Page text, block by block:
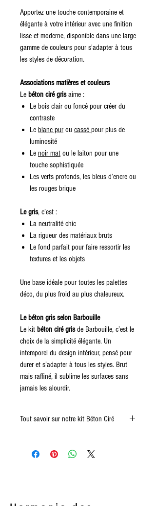
Apportez une touche contemporaine et
élégante à votre intérieur avec une finition
lisse et moderne, disponible dans une large
gamme de couleurs pour s'adapter à tous
les styles de décoration.
Associations matières et couleurs
Le béton ciré grisaime :
Le bois clair ou foncé pour créer du
contraste
Le blanc pur ou cassé pour plus de
luminosité
Le noir mat ou le laiton pour une
touche sophistiquée
Les verts profonds, les bleus d’encre ou
les rouges brique
Le gris, c’est :
La neutralité chic
La rigueur des matériaux bruts
Le fond parfait pour faire ressortir les
textures et les objets
Une base idéale pour toutes les palettes
déco, du plus froid au plus chaleureux.
Le béton gris selon Barbouille
Le kit béton ciré grisde Barbouille, c’est le
choix de la simplicité élégante. Un
intemporel du design intérieur, pensé pour
durer et s’adapter à tous les styles. Brut
mais raffiné, il sublime les surfaces sans
jamais les alourdir.
Tout savoir sur notre kit Béton Ciré
transformer vos espaces avec style et efficacité.